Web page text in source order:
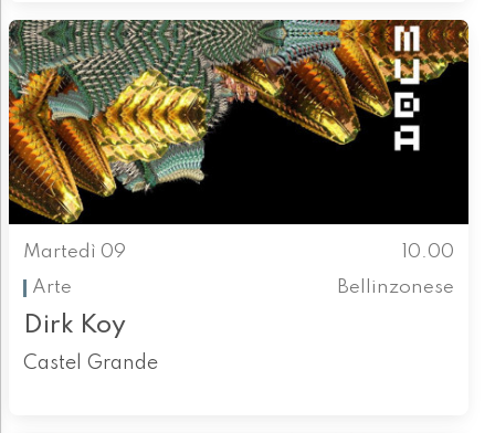
Martedì 09
10.00
Arte
Bellinzonese
Dirk Koy
Castel Grande